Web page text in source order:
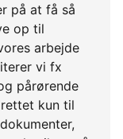
på at få så
op til
arbejde
vi fx
pårørende
kun til